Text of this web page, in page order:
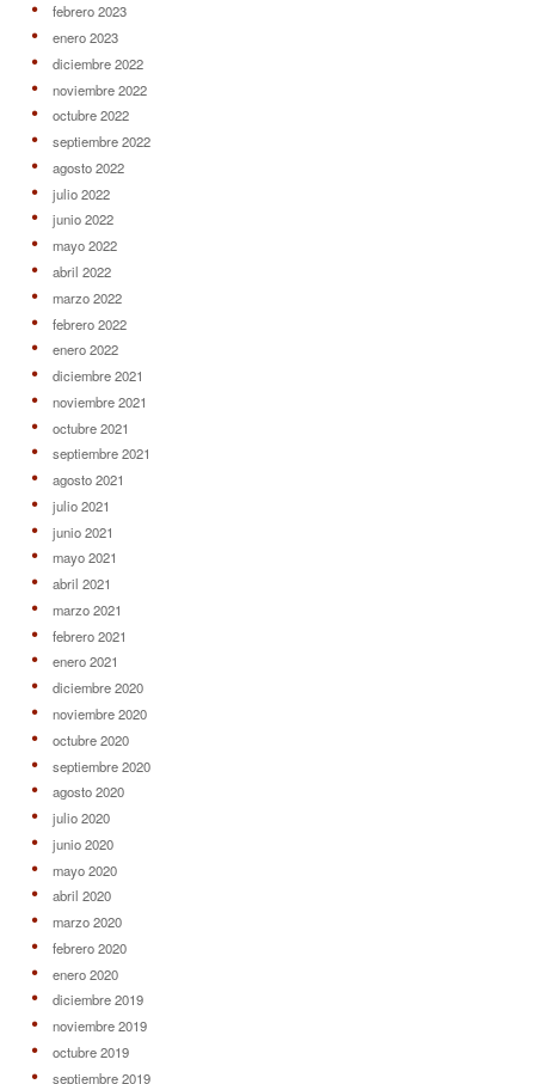
febrero 2023
enero 2023
diciembre 2022
noviembre 2022
octubre 2022
septiembre 2022
agosto 2022
julio 2022
junio 2022
mayo 2022
abril 2022
marzo 2022
febrero 2022
enero 2022
diciembre 2021
noviembre 2021
octubre 2021
septiembre 2021
agosto 2021
julio 2021
junio 2021
mayo 2021
abril 2021
marzo 2021
febrero 2021
enero 2021
diciembre 2020
noviembre 2020
octubre 2020
septiembre 2020
agosto 2020
julio 2020
junio 2020
mayo 2020
abril 2020
marzo 2020
febrero 2020
enero 2020
diciembre 2019
noviembre 2019
octubre 2019
septiembre 2019